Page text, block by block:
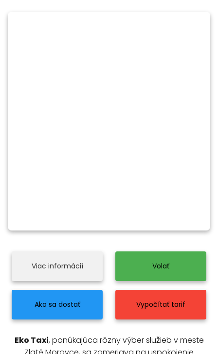
Viac informácií Volať
Ako sa dostať Vypočítať tarif
Eko Taxi, ponúkajúca rôzny výber služieb v meste